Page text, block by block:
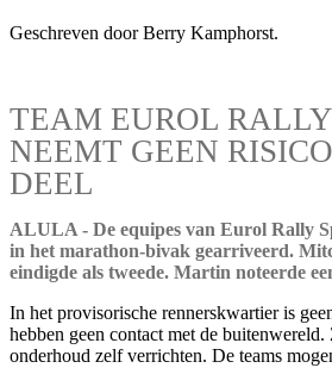
Geschreven door Berry Kamphorst.
TEAM EUROL RALLY
NEEMT GEEN
DEEL
ALULA - De equipes van Eurol Rally
in het marathon-bivak gearriveerd.
eindigde als tweede. Martin noteerde
In het provisorische rennerskwartier is
hebben geen contact met de buitenwereld.
onderhoud zelf verrichten. De teams